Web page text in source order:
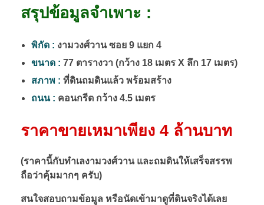
สรุปข้อมูลจำเพาะ :
พิกัด : งามวงศ์วาน ซอย 9 แยก 4
ขนาด : 77 ตารางวา (กว้าง 18 เมตร X ลึก 17 เมตร)
สภาพ : ที่ดินถมดินแล้ว พร้อมสร้าง
ถนน : คอนกรีต กว้าง 4.5 เมตร
ราคาขายเหมาเพียง 4 ล้านบาท
(ราคานี้กับทำเลงามวงศ์วาน และถมดินให้เสร็จสรรพ
ถือว่าคุ้มมากๆ ครับ)
สนใจสอบถามข้อมูล หรือนัดเข้ามาดูที่ดินจริงได้เลย